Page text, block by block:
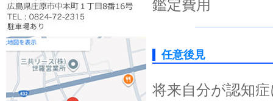
鑑定費
任意後見
将来自分が認知